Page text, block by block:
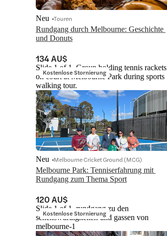
Rundgang durch Melbourne: Geschichte
und Donuts
Neu Touren
134 AU$
Kostenlose Stornierung
Slide 1 of 1, Group holding tennis rackets
on court at Melbourne Park during sports
walking tour.
Melbourne Park: Tenniserfahrung mit
Rundgang zum Thema Sport
Neu Melbourne Cricket Ground (MCG)
120 AU$
Kostenlose Stornierung
Slide 1 of 1, rundgang zu den
sehenswürdigkeiten und gassen von
melbourne-1